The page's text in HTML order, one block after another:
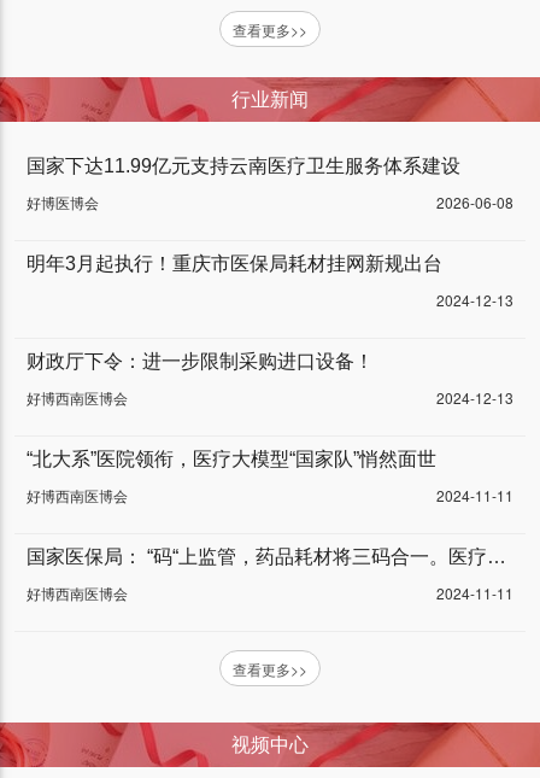
查看更多>>
行业新闻
国家下达11.99亿元支持云南医疗卫生服务体系建设
好博医博会
2026-06-08
明年3月起执行！重庆市医保局耗材挂网新规出台
2024-12-13
财政厅下令：进一步限制采购进口设备！
好博西南医博会
2024-12-13
“北大系”医院领衔，医疗大模型“国家队”悄然面世
好博西南医博会
2024-11-11
国家医保局： “码“上监管，药品耗材将三码合一。医疗器械行业将迎来“车同轨”“书同文”，大一统的全新阶段！
好博西南医博会
2024-11-11
查看更多>>
视频中心